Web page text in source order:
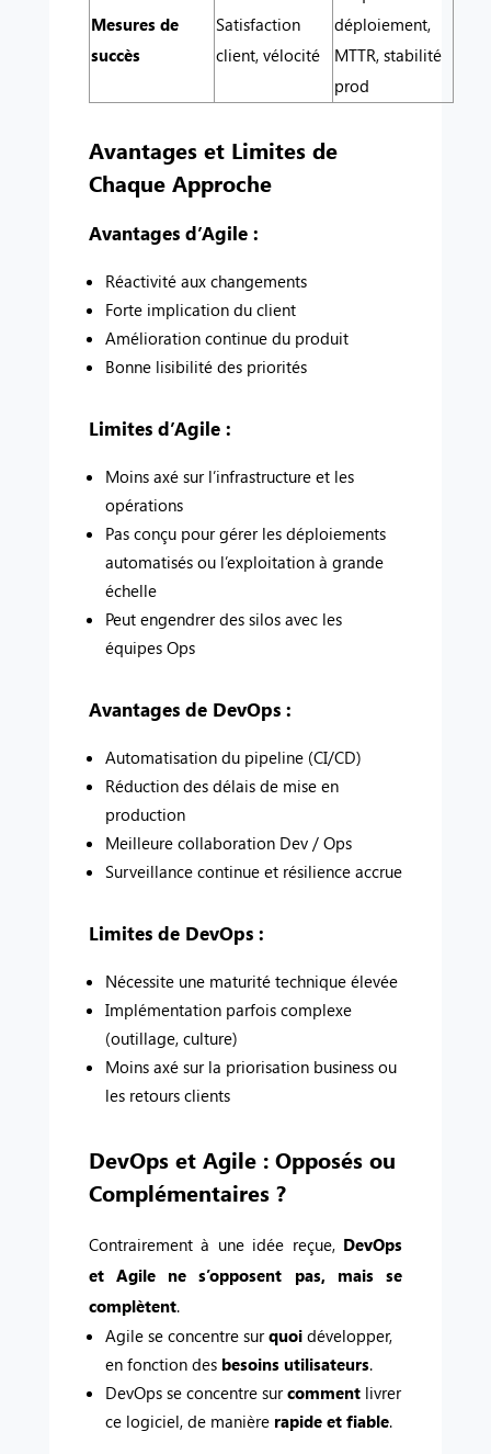
Mesures de
succès
Satisfaction
client, vélocité
déploiement,
MTTR, stabilité
prod
Avantages et Limites de
Chaque Approche
Avantages d’Agile :
Réactivité aux changements
Forte implication du client
Amélioration continue du produit
Bonne lisibilité des priorités
Limites d’Agile :
Moins axé sur l’infrastructure et les
opérations
Pas conçu pour gérer les déploiements
automatisés ou l’exploitation à grande
échelle
Peut engendrer des silos avec les
équipes Ops
Avantages de DevOps :
Automatisation du pipeline (CI/CD)
Réduction des délais de mise en
production
Meilleure collaboration Dev / Ops
Surveillance continue et résilience accrue
Limites de DevOps :
Nécessite une maturité technique élevée
Implémentation parfois complexe
(outillage, culture)
Moins axé sur la priorisation business ou
les retours clients
DevOps et Agile : Opposés ou
Complémentaires ?
Contrairement à une idée reçue, DevOps
et Agile ne s’opposent pas, mais se
complètent.
Agile se concentre surquoidévelopper,
en fonction des besoins utilisateurs.
DevOps se concentre surcommentlivrer
ce logiciel, de manière rapide et fiable.